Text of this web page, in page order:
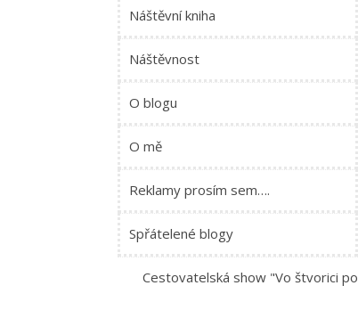
Náštěvní kniha
Náštěvnost
O blogu
O mě
Reklamy prosím sem….
Spřátelené blogy
Cestovatelská show "Vo štvorici po